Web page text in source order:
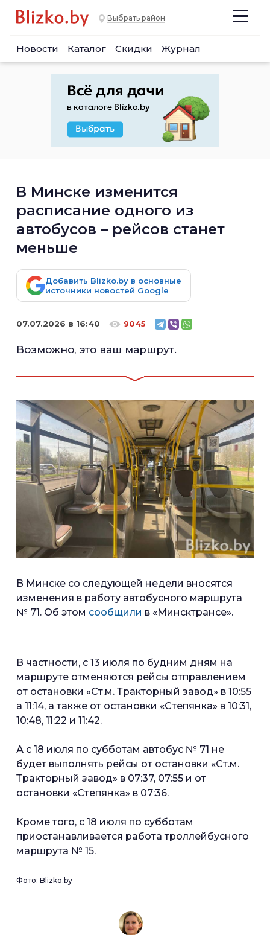
Выбрать район
Новости Каталог Скидки Журнал
В Минске изменится
расписание одного из
автобусов – рейсов станет
меньше
Добавить Blizko.by в основные
источники новостей Google
07.07.2026 в 16:40 9045
Возможно, это ваш маршрут.
В Минске со следующей недели вносятся
изменения в работу автобусного маршрута
№ 71. Об этом сообщили в «Минсктрансе».
В частности, с 13 июля по будним дням на
маршруте отменяются рейсы отправлением
от остановки «Ст.м. Тракторный завод» в 10:55
а 11:14, а также от остановки «Степянка» в 10:31,
10:48, 11:22 и 11:42.
А с 18 июля по субботам автобус № 71 не
будет выполнять рейсы от остановки «Ст.м.
Тракторный завод» в 07:37, 07:55 и от
остановки «Степянка» в 07:36.
Кроме того, с 18 июля по субботам
приостанавливается работа троллейбусного
маршрута № 15.
Фото: Blizko.by